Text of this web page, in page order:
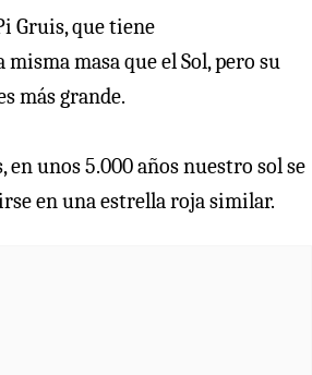
Gruis, que tiene
masa que el Sol, pero su
más grande.
en unos 5.000 años nuestro sol se
en una estrella roja similar.